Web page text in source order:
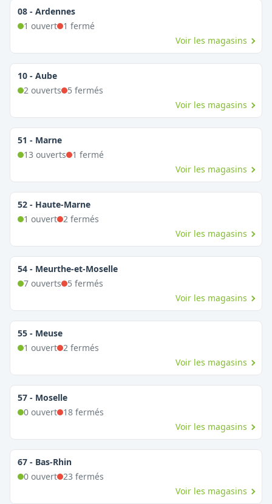
08 - Ardennes
1 ouvert 1 fermé
Voir les magasins
10 - Aube
2ouverts 5 fermés
Voir les magasins
51 - Marne
13 ouverts 1 fermé
Voir les magasins
52 - Haute-Marne
1 ouvert 2fermés
Voir les magasins
54 - Meurthe-et-Moselle
7ouverts 5 fermés
Voir les magasins
55 - Meuse
1 ouvert 2fermés
Voir les magasins
57 - Moselle
0ouvert 18fermés
Voir les magasins
67 - Bas-Rhin
0ouvert 23 fermés
Voir les magasins